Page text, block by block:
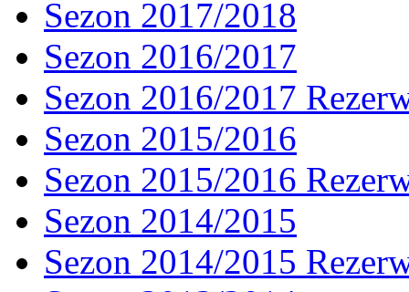
Sezon 2017/2018
Sezon 2016/2017
Sezon 2016/2017
Sezon 2015/2016
Sezon 2015/2016
Sezon 2014/2015
Sezon 2014/2015